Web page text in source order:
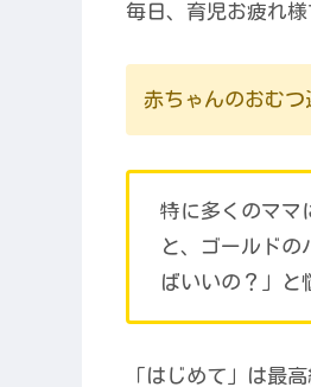
毎日、育児お疲れ様
赤ちゃんのおむ
特に多くのママ
と、ゴールドの
ばいいの？」と
「はじめて」は最